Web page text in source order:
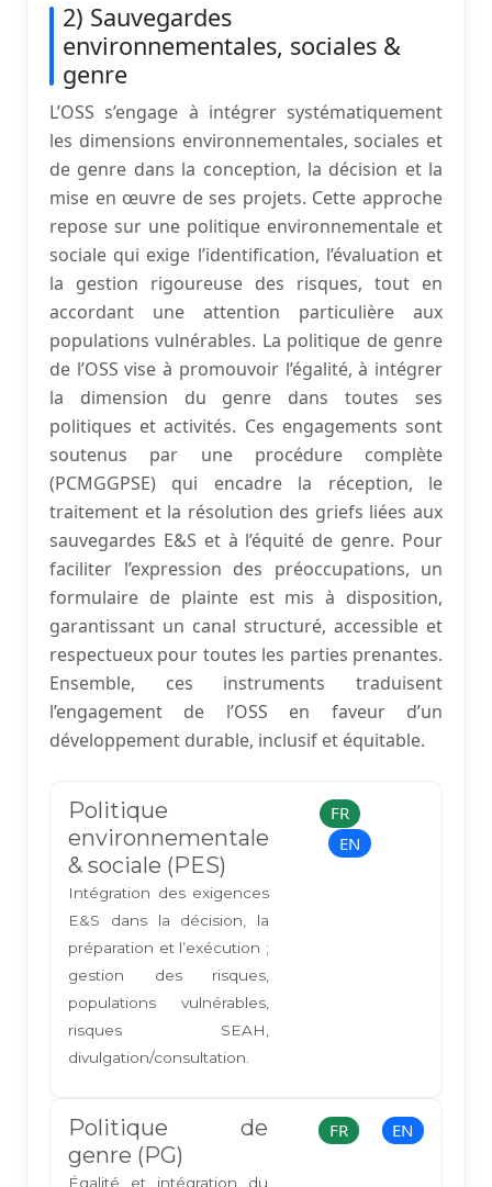
2) Sauvegardes
environnementales, sociales &
genre
L’OSS s’engage à intégrer systématiquement
les dimensions environnementales, sociales et
de genre dans la conception, la décision et la
mise en œuvre de ses projets. Cette approche
repose sur une politique environnementale et
sociale qui exige l’identification, l’évaluation et
la gestion rigoureuse des risques, tout en
accordant une attention particulière aux
populations vulnérables. La politique de genre
de l’OSS vise à promouvoir l’égalité, à intégrer
la dimension du genre dans toutes ses
politiques et activités. Ces engagements sont
soutenus par une procédure complète
(PCMGGPSE) qui encadre la réception, le
traitement et la résolution des griefs liées aux
sauvegardes E&S et à l’équité de genre. Pour
faciliter l’expression des préoccupations, un
formulaire de plainte est mis à disposition,
garantissant un canal structuré, accessible et
respectueux pour toutes les parties prenantes.
Ensemble, ces instruments traduisent
l’engagement de l’OSS en faveur d’un
développement durable, inclusif et équitable.
Politique
environnementale
& sociale (PES)
Intégration des exigences
E&S dans la décision, la
préparation et l’exécution ;
gestion des risques,
populations vulnérables,
risques SEAH,
divulgation/consultation.
FR
EN
Politique de
genre (PG)
Égalité et intégration du
FR EN